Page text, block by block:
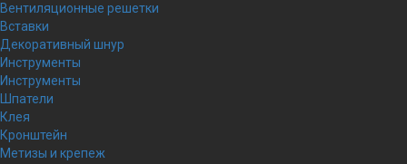
Вентиляционные решетки
Вставки
Декоративный шнур
Инструменты
Инструменты
Шпатели
Клея
Кронштейн
Метизы и крепеж